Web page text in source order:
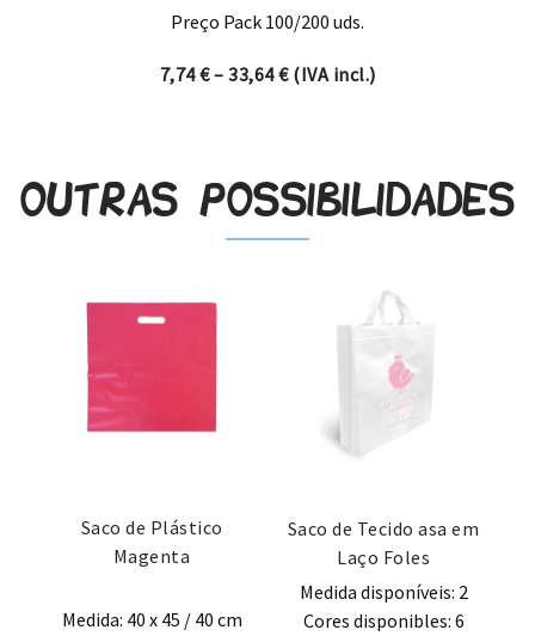
Preço Pack 100/200 uds.
7,74€– 33,64€Price range: 7,74 € through
(IVA incl.)
Outras possibilidades
Saco de Plástico
Magenta
Medida: 40 x 45 / 40 cm
Saco de Tecido asa em
Laço Foles
Medida disponíveis: 2
Cores disponibles: 6